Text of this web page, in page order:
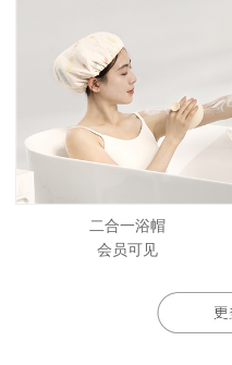
二合一浴帽
会员可见